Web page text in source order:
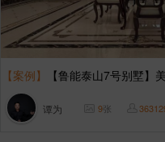
【案例】 【鲁能泰山7号别墅】
谭为 9张